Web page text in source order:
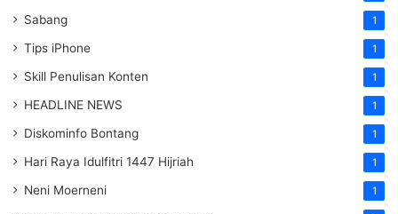
Sabang 1
Tips iPhone 1
Skill Penulisan Konten 1
HEADLINE NEWS 1
Diskominfo Bontang 1
Hari Raya Idulfitri 1447 Hijriah 1
Neni Moerneni 1